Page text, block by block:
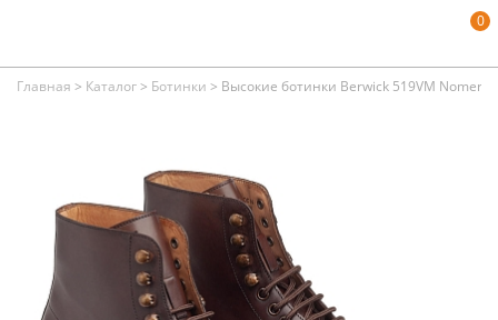
0
Главная > Каталог> Ботинки > Высокие ботинки Berwick 519VM Nomera